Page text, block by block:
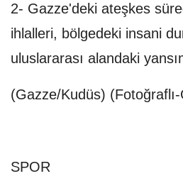
2- Gazze'deki ateşkes
ihlalleri, bölgedeki insani
uluslararası alandaki
(Gazze/Kudüs)
SPOR